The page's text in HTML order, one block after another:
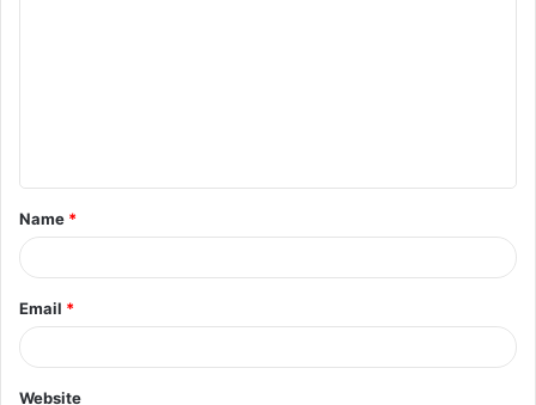
t
*
Name *
Email *
Website